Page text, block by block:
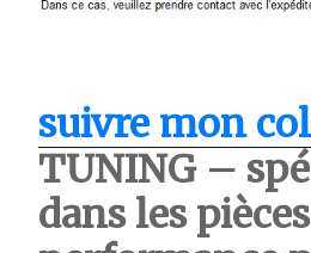
suivre mon
TUNING –
dans les pièces